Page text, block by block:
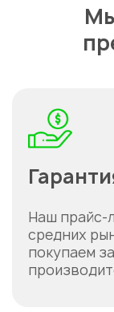
Наш прайс-
средних
покупаем